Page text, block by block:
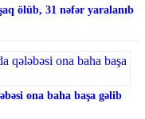
ölüb, 31 nəfər yaralanıb
ona baha başa gəlib